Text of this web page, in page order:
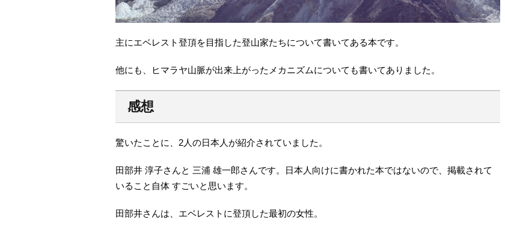
主にエベレスト登頂を目指した登山家たちについて書いてある本です。
他にも、ヒマラヤ山脈が出来上がったメカニズムについても書いてありました。
感想
驚いたことに、2人の日本人が紹介されていました。
田部井 淳子さんと 三浦 雄一郎さんです。日本人向けに書かれた本ではないので、掲載されて
いること自体 すごいと思います。
田部井さんは、エベレストに登頂した最初の女性。